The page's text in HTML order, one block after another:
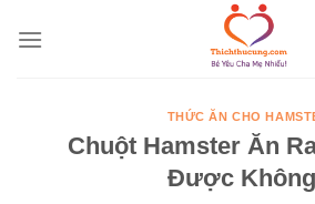
THỨC ĂN CHO
Chuột Hamster Ăn
Được